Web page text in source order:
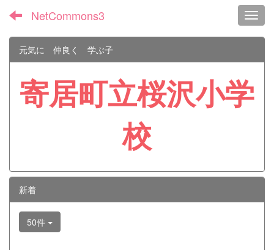
NetCommons3
元気に 仲良く 学ぶ子
寄居町立桜沢小学
校
新着
50件